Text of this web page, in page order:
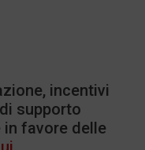
incentivi
supporto
in favore delle